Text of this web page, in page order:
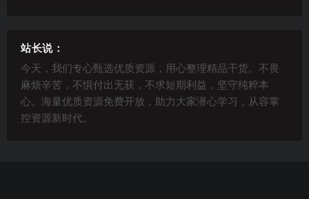
站长说：
今天，我们专心甄选优质资源，用心整理精品干货。不畏
麻烦辛苦，不惧付出无获，不求短期利益，坚守纯粹本
心。海量优质资源免费开放，助力大家潜心学习，从容掌
控资源新时代。